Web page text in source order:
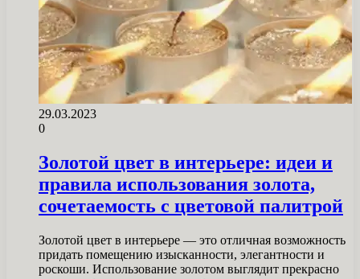
29.03.2023
0
Золотой цвет в интерьере: идеи и
правила использования золота,
сочетаемость с цветовой палитрой
Золотой цвет в интерьере — это отличная возможность
придать помещению изысканности, элегантности и
роскоши. Использование золотом выглядит прекрасно